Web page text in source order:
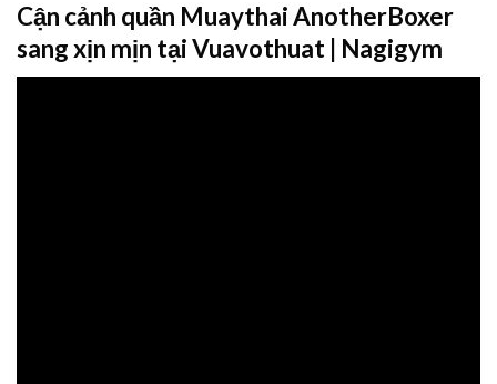
Cận cảnh quần Muaythai AnotherBoxer
sang xịn mịn tại Vuavothuat | Nagigym